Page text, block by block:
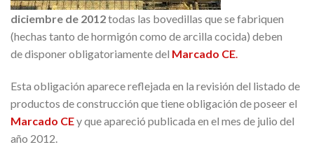
diciembre de 2012todas las bovedillas que se fabriquen
(hechas tanto de hormigón como de arcilla cocida) deben
de disponer obligatoriamente del Marcado CE.
Esta obligación aparece reflejada en la revisión del listado de
productos de construcción que tiene obligación de poseer el
Marcado CEy que apareció publicada en el mes de julio del
año 2012.